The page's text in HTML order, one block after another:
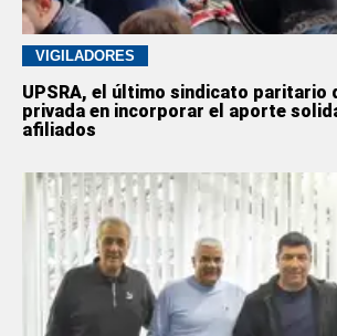
VIGILADORES
UPSRA, el último sindicato paritario
privada en incorporar el aporte
afiliados